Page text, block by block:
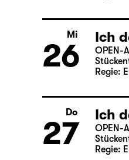
Mi
26
Ich
OPEN-
Regie:
Do
27
Ich
OPEN-
Regie: